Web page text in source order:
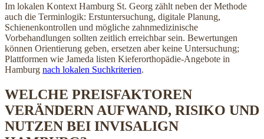
Im lokalen Kontext Hamburg St. Georg zählt neben der Methode
auch die Terminlogik: Erstuntersuchung, digitale Planung,
Schienenkontrollen und mögliche zahnmedizinische
Vorbehandlungen sollten zeitlich erreichbar sein. Bewertungen
können Orientierung geben, ersetzen aber keine Untersuchung;
Plattformen wie Jameda listen Kieferorthopädie-Angebote in
Hamburg nach lokalen Suchkriterien.
WELCHE PREISFAKTOREN
VERÄNDERN AUFWAND, RISIKO UND
NUTZEN BEI INVISALIGN